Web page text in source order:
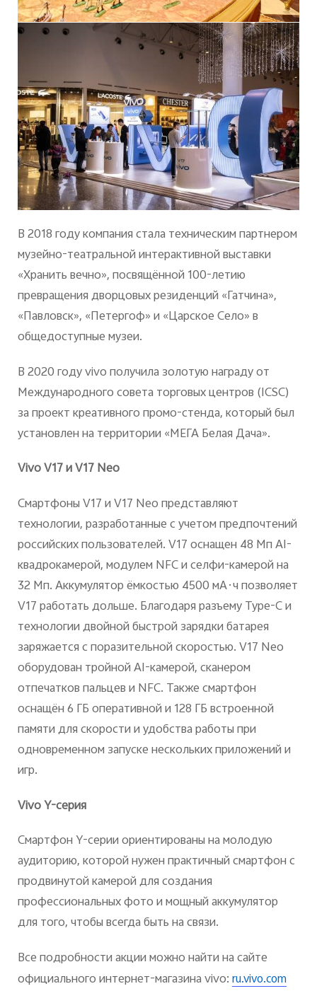
В 2018 году компания стала техническим партнером
музейно-театральной интерактивной выставки
«Хранить вечно», посвящённой 100-летию
превращения дворцовых резиденций «Гатчина»,
«Павловск», «Петергоф» и «Царское Село» в
общедоступные музеи.
В 2020 годуvivoполучила золотую награду от
Международного совета торговых центров (ICSC)
за проект креативного промо-стенда, который был
установлен на территории «МЕГА Белая Дача».
Vivo V17 иV17Neo
СмартфоныV17 иV17 Neoпредставляют
технологии, разработанные с учетом предпочтений
российских пользователей.V17 оснащен 48 Мп AI-
квадрокамерой, модулем NFC и селфи-камерой на
32 Мп. Аккумулятор ёмкостью 4500 мА·ч позволяет
V17 работать дольше. Благодаря разъему Type-C и
технологии двойной быстрой зарядки батарея
заряжается с поразительной скоростью.V17 Neo
оборудован тройной AI-камерой, сканером
отпечатков пальцев и NFC. Также смартфон
оснащён 6 ГБ оперативной и 128 ГБ встроенной
памяти для скорости и удобства работы при
одновременном запуске нескольких приложений и
игр.
Vivo Y-cерия
Смартфон Y-cерии ориентированы на молодую
аудиторию, которой нужен практичный смартфон с
продвинутой камерой для создания
профессиональных фото и мощный аккумулятор
для того, чтобы всегда быть на связи.
Все подробности акции можно найти на сайте
официального интернет-магазинаvivo:ru.vivo.com